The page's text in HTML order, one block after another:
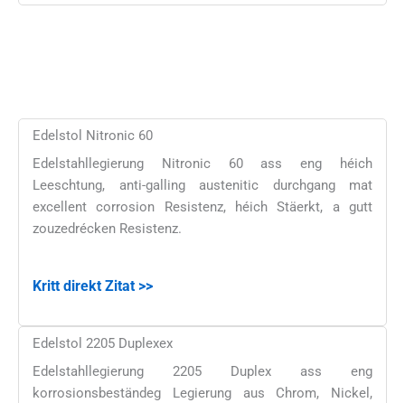
Edelstol Nitronic 60
Edelstahllegierung Nitronic 60 ass eng héich
Leeschtung, anti-galling austenitic durchgang mat
excellent corrosion Resistenz, héich Stäerkt, a gutt
zouzedrécken Resistenz.
Kritt direkt Zitat >>
Edelstol 2205 Duplexex
Edelstahllegierung 2205 Duplex ass eng
korrosionsbeständeg Legierung aus Chrom, Nickel,